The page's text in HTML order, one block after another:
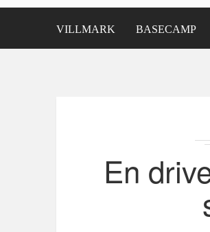
VILLMARK BASECAMP
En